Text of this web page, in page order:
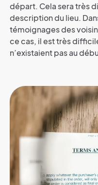
départ. Cela sera très
description du lieu.
témoignages des
ce cas, il est très
n’existaient pas au